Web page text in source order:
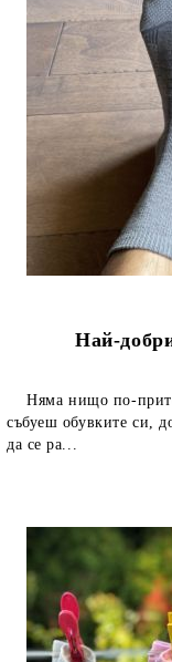
Най-
Няма нищо по-
събуеш обувките си,
да се ра...